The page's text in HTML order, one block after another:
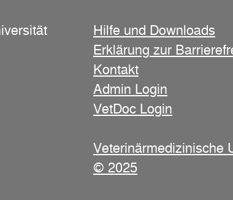
Hilfe und Downloads
Erklärung zur
Kontakt
Admin Login
VetDoc Login
Veterinärmedizinische
© 2025